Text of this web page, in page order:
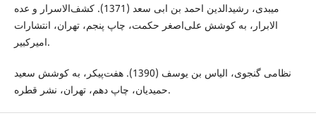
میبدی، رشیدالدین احمد بن ابی سعد (1371). کشف‌الاسرار و عده
الابرار، به کوشش علی‌اصغر حکمت، چاپ پنجم، تهران، انتشارات
امیرکبیر.
نظامی گنجوی، الیاس بن یوسف (1390). هفت‌پیکر، به کوشش سعید
حمیدیان، چاپ دهم، تهران، نشر قطره.